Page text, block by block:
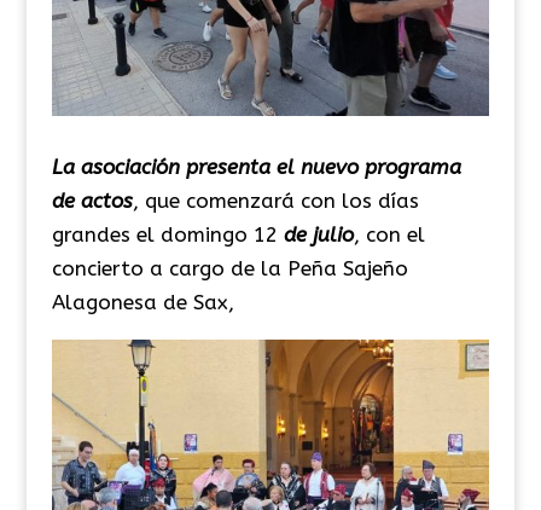
La asociación presenta el nuevo programa
de actos, que comenzará con los días
grandes el domingo 12 de julio, con el
concierto a cargo de la Peña Sajeño
Alagonesa de Sax,